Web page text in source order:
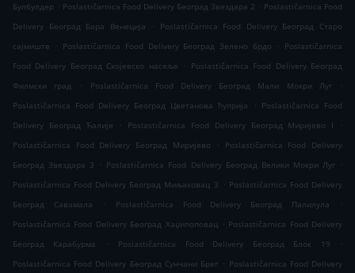
Булбулдер . Poslastičarnica Food Delivery Београд Звездара 2 . Poslastičarnica Food
Delivery Београд Бара Венеција
.
Poslastičarnica Food Delivery Београд Старо
сајмиште
. Poslastičarnica Food Delivery Београд Зелено брдо . Poslastičarnica
Food Delivery Београд Скојевско насеље
. Poslastičarnica Food Delivery Београд
Филмски град
. Poslastičarnica Food Delivery Београд Мали Мокри Луг
.
Poslastičarnica Food Delivery Београд Цветанова ћуприја
. Poslastičarnica Food
Delivery Београд Ћалије
. Poslastičarnica Food Delivery Београд Миријево I
.
Poslastičarnica Food Delivery Београд Миријево
.
Poslastičarnica Food Delivery
Београд Звездара 3
. Poslastičarnica Food Delivery Београд Велики Мокри Луг .
Poslastičarnica Food Delivery Београд Миљаковац 3 . Poslastičarnica Food Delivery
Београд Савамала
. Poslastičarnica Food Delivery Београд Палилула
.
Poslastičarnica Food Delivery Београд Хаџипоповац . Poslastičarnica Food Delivery
Београд Карабурма
. Poslastičarnica Food Delivery Београд Блок 19
.
Poslastičarnica Food Delivery Београд Сунчани Брег . Poslastičarnica Food Delivery